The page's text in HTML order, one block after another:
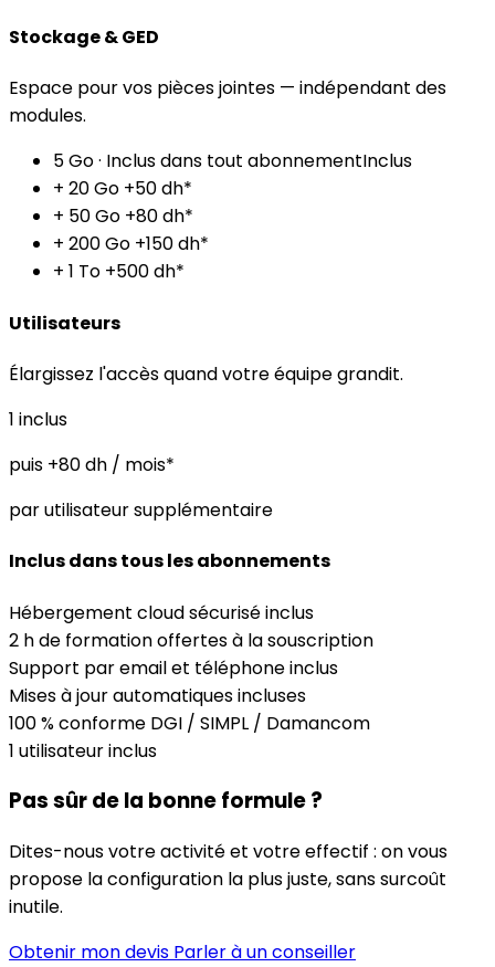
Stockage & GED
Espace pour vos pièces jointes — indépendant des
modules.
5 Go· Inclus dans tout abonnementInclus
+ 20 Go +50 dh*
+ 50 Go +80 dh*
+ 200 Go +150 dh*
+ 1 To +500 dh*
Utilisateurs
Élargissez l'accès quand votre équipe grandit.
1 inclus
puis +80 dh / mois*
par utilisateur supplémentaire
Inclus dans tous les abonnements
Hébergement cloud sécurisé inclus
2 h de formation offertes à la souscription
Support par email et téléphone inclus
Mises à jour automatiques incluses
100 % conforme DGI / SIMPL / Damancom
1 utilisateur inclus
Pas sûr de la bonne formule ?
Dites-nous votre activité et votre effectif : on vous
propose la configuration la plus juste, sans surcoût
inutile.
Obtenir mon devis Parler à un conseiller